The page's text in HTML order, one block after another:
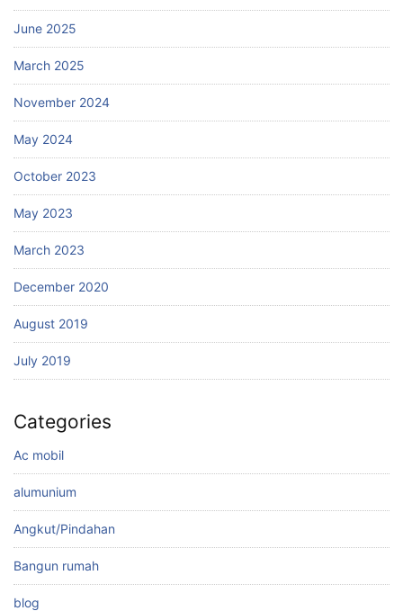
June 2025
March 2025
November 2024
May 2024
October 2023
May 2023
March 2023
December 2020
August 2019
July 2019
Categories
Ac mobil
alumunium
Angkut/Pindahan
Bangun rumah
blog